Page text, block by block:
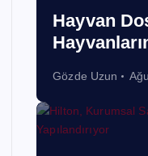
Hayvan
Gözde Uzun